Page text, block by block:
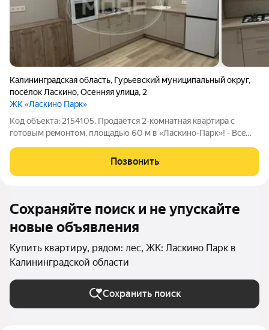
Калининградская область, Гурьевский муниципальный округ,
посёлок Ласкино,Осенняя улица, 2
ЖК «Ласкино Парк»
Код объекта: 2154105. Продаётся 2-комнатная квартиpа c
готовым peмoнтом, плoщaдью 60 м в «Ласкино-Пaрк»! - Всe
Paccрочка 0% - Отлично подойдет как инвестиционный
проект!! Длительная аренда
Позвонить
Сохраняйте поиск и не упускайте
новые объявления
Купить квартиру, рядом: лес, ЖК: Ласкино Парк в
Калининградской области
Сохранить поиск